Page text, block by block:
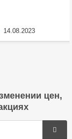
14.08.2023
цен,